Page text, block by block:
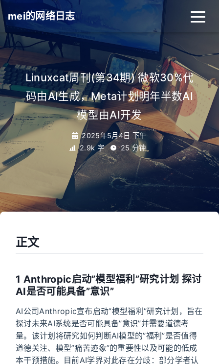
mei的网络日志
Linuxcat周刊(第34期) 微软30%代
码由AI生成，Meta计划明年半数AI
模型由AI开发
2025年5月4日 下午
2.9k 字
25 分钟
正文
1 Anthropic启动”模型福利”研究计划 探讨
AI是否可能具备”意识”
AI公司Anthropic宣布启动”模型福利”研究计划，旨在
探讨未来AI系统是否可能具备”意识”并需要道德考
量。该计划将研究如何判断AI模型的”福利”是否值得
道德关注、模型”痛苦迹象”的重要性以及可能的低成
本干预措施。目前AI学界对此存在分歧：部分学者认